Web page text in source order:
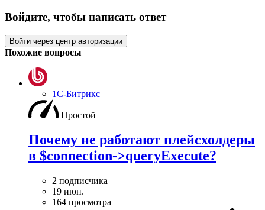
Войдите, чтобы написать ответ
Войти через центр авторизации
Похожие вопросы
1С-Битрикс
Простой
Почему не работают плейсхолдеры
в $connection->queryExecute?
2 подписчика
19 июн.
164 просмотра